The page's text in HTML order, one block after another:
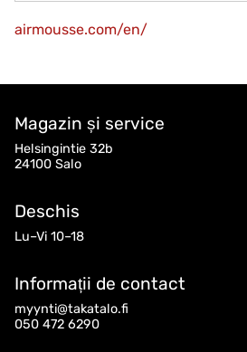
airmousse.com/en/
Magazin și service
Helsingintie 32b
24100 Salo
Deschis
Lu–Vi 10–18
Informații de contact
myynti@takatalo.fi
050 472 6290